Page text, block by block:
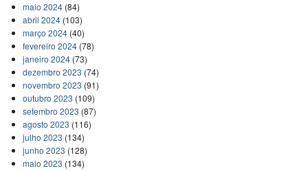
maio 2024(84)
abril 2024(103)
março 2024(40)
fevereiro 2024(78)
janeiro 2024(73)
dezembro 2023 (74)
novembro 2023 (91)
outubro 2023 (109)
setembro 2023 (87)
agosto 2023 (116)
julho 2023 (134)
junho 2023 (128)
maio 2023 (134)